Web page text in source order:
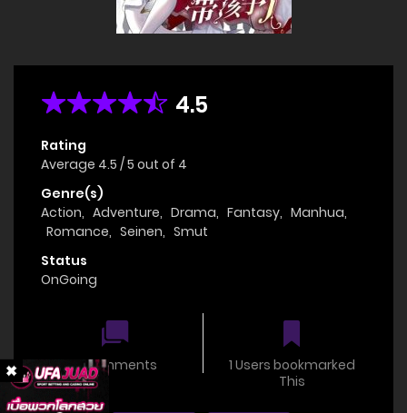
4.5
Rating
Average 4.5 /5 out of 4
Genre(s)
Action, Adventure, Drama, Fantasy, Manhua,
Romance, Seinen, Smut
Status
OnGoing
0 comments
1 Users bookmarked
This